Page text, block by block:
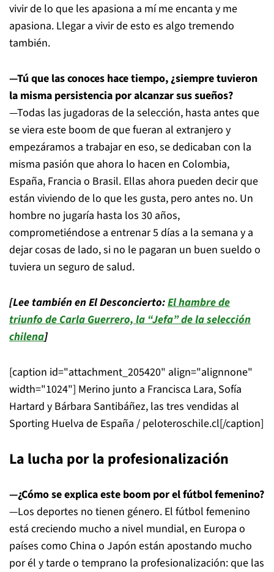
vivir de lo que les apasiona a mí me encanta y me
apasiona. Llegar a vivir de esto es algo tremendo
también.
—Tú que las conoces hace tiempo, ¿siempre tuvieron
la misma persistencia por alcanzar sus sueños?
—Todas las jugadoras de la selección, hasta antes que
se viera este boom de que fueran al extranjero y
empezáramos a trabajar en eso, se dedicaban con la
misma pasión que ahora lo hacen en Colombia,
España, Francia o Brasil. Ellas ahora pueden decir que
están viviendo de lo que les gusta, pero antes no. Un
hombre no jugaría hasta los 30 años,
comprometiéndose a entrenar 5 días a la semana y a
dejar cosas de lado, si no le pagaran un buen sueldo o
tuviera un seguro de salud.
[Lee también en El Desconcierto:El hambre de
triunfo de Carla Guerrero, la “Jefa” de la selección
chilena]
[caption id="attachment_205420" align="alignnone"
width="1024"] Merino junto a Francisca Lara, Sofía
Hartard y Bárbara Santibáñez, las tres vendidas al
Sporting Huelva de España / peloteroschile.cl[/caption]
La lucha por la profesionalización
—¿Cómo se explica este boom por el fútbol femenino?
—Los deportes no tienen género. El fútbol femenino
está creciendo mucho a nivel mundial, en Europa o
países como China o Japón están apostando mucho
por él y tarde o temprano la profesionalización: que las